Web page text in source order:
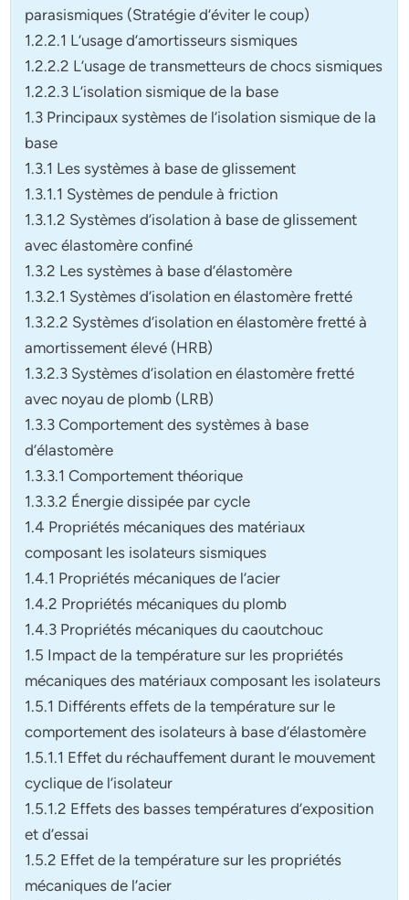
parasismiques (Stratégie d’éviter le coup)
1.2.2.1 L’usage d’amortisseurs sismiques
1.2.2.2 L’usage de transmetteurs de chocs sismiques
1.2.2.3 L’isolation sismique de la base
1.3 Principaux systèmes de l’isolation sismique de la
base
1.3.1 Les systèmes à base de glissement
1.3.1.1 Systèmes de pendule à friction
1.3.1.2 Systèmes d’isolation à base de glissement
avec élastomère confiné
1.3.2 Les systèmes à base d’élastomère
1.3.2.1 Systèmes d’isolation en élastomère fretté
1.3.2.2 Systèmes d’isolation en élastomère fretté à
amortissement élevé (HRB)
1.3.2.3 Systèmes d’isolation en élastomère fretté
avec noyau de plomb (LRB)
1.3.3 Comportement des systèmes à base
d’élastomère
1.3.3.1 Comportement théorique
1.3.3.2 Énergie dissipée par cycle
1.4 Propriétés mécaniques des matériaux
composant les isolateurs sismiques
1.4.1 Propriétés mécaniques de l’acier
1.4.2 Propriétés mécaniques du plomb
1.4.3 Propriétés mécaniques du caoutchouc
1.5 Impact de la température sur les propriétés
mécaniques des matériaux composant les isolateurs
1.5.1 Différents effets de la température sur le
comportement des isolateurs à base d’élastomère
1.5.1.1 Effet du réchauffement durant le mouvement
cyclique de l’isolateur
1.5.1.2 Effets des basses températures d’exposition
et d’essai
1.5.2 Effet de la température sur les propriétés
mécaniques de l’acier